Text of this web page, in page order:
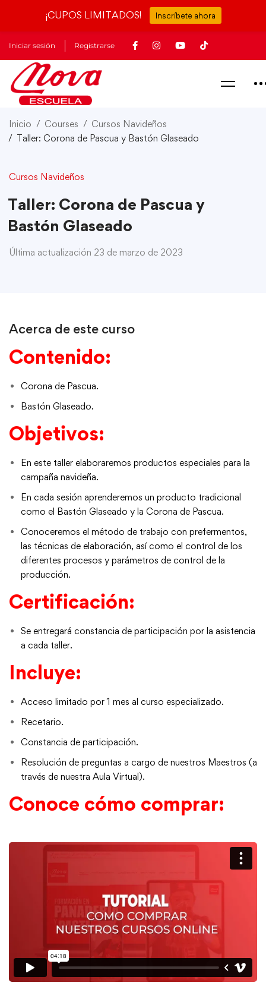
Iniciar sesión Registrarse
Inicio Courses
Cursos Navideños
Taller: Corona de Pascua y Bastón Glaseado
Cursos Navideños
Taller: Corona de Pascua y
Bastón Glaseado
Última actualización 23 de marzo de 2023
Acerca de este curso
Contenido:
Corona de Pascua.
Bastón Glaseado.
Objetivos:
En este taller elaboraremos productos especiales para la
campaña navideña.
En cada sesión aprenderemos un producto tradicional
como el Bastón Glaseado y la Corona de Pascua.
Conoceremos el método de trabajo con prefermentos,
las técnicas de elaboración, así como el control de los
diferentes procesos y parámetros de control de la
producción.
Certificación:
Se entregará constancia de participación por la asistencia
a cada taller.
Incluye:
Acceso limitado por 1 mes al curso especializado.
Recetario.
Constancia de participación.
Resolución de preguntas a cargo de nuestros Maestros (a
través de nuestra Aula Virtual).
Conoce cómo comprar:
¡CUPOS LIMITADOS! Inscríbete ahora